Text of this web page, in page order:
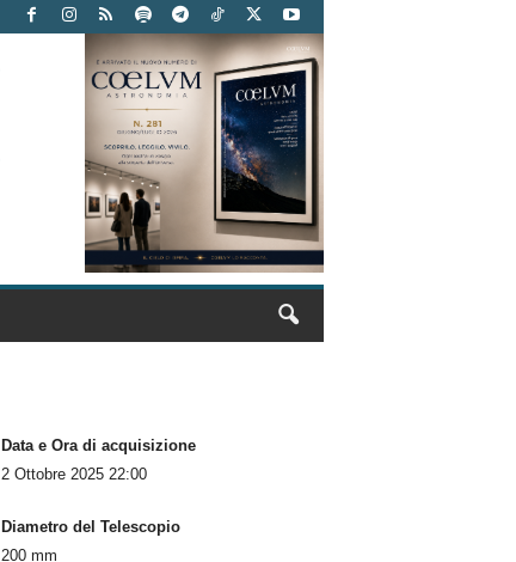
Data e Ora di acquisizione
2 Ottobre 2025 22:00
Diametro del Telescopio
200 mm